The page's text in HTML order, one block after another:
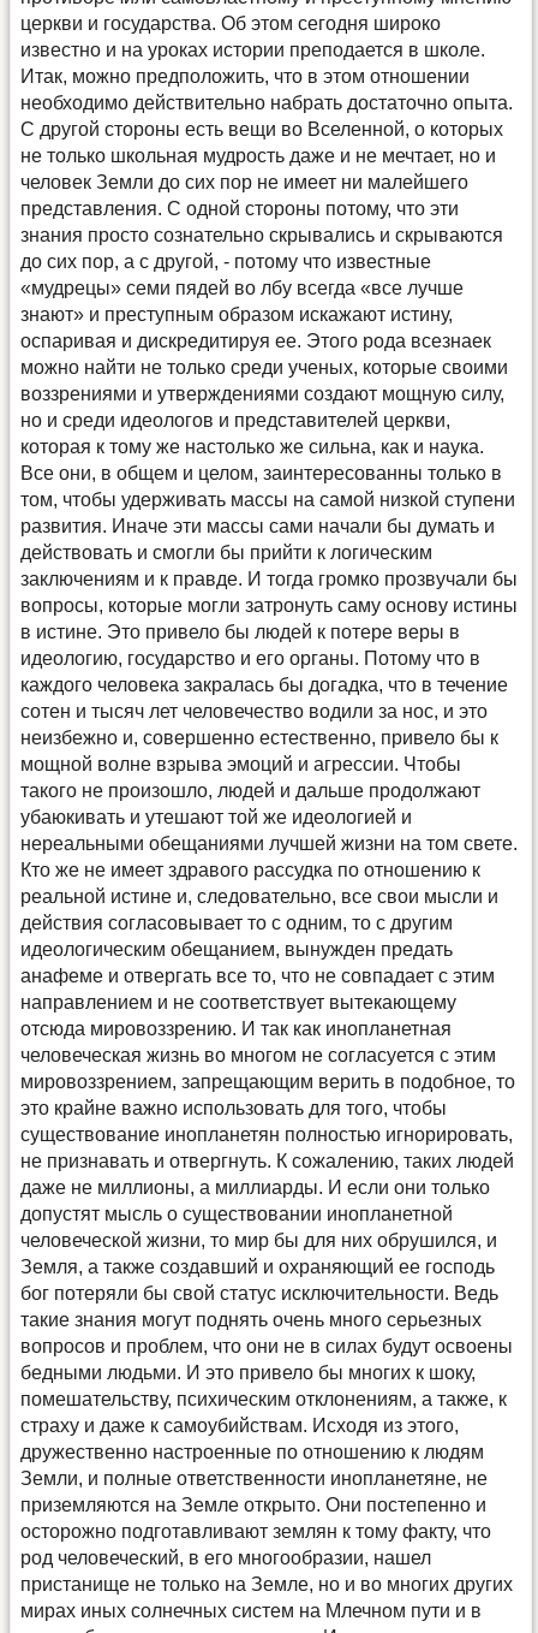
церкви и государства. Об этом сегодня широко
известно и на уроках истории преподается в школе.
Итак, можно предположить, что в этом отношении
необходимо действительно набрать достаточно опыта.
С другой стороны есть вещи во Вселенной, о которых
не только школьная мудрость даже и не мечтает, но и
человек Земли до сих пор не имеет ни малейшего
представления. С одной стороны потому, что эти
знания просто сознательно скрывались и скрываются
до сих пор, а с другой, - потому что известные
«мудрецы» семи пядей во лбу всегда «все лучше
знают» и преступным образом искажают истину,
оспаривая и дискредитируя ее. Этого рода всезнаек
можно найти не только среди ученых, которые своими
воззрениями и утверждениями создают мощную силу,
но и среди идеологов и представителей церкви,
которая к тому же настолько же сильна, как и наука.
Все они, в общем и целом, заинтересованны только в
том, чтобы удерживать массы на самой низкой ступени
развития. Иначе эти массы сами начали бы думать и
действовать и смогли бы прийти к логическим
заключениям и к правде. И тогда громко прозвучали бы
вопросы, которые могли затронуть саму основу истины
в истине. Это привело бы людей к потере веры в
идеологию, государство и его органы. Потому что в
каждого человека закралась бы догадка, что в течение
сотен и тысяч лет человечество водили за нос, и это
неизбежно и, совершенно естественно, привело бы к
мощной волне взрыва эмоций и агрессии. Чтобы
такого не произошло, людей и дальше продолжают
убаюкивать и утешают той же идеологией и
нереальными обещаниями лучшей жизни на том свете.
Кто же не имеет здравого рассудка по отношению к
реальной истине и, следовательно, все свои мысли и
действия согласовывает то с одним, то с другим
идеологическим обещанием, вынужден предать
анафеме и отвергать все то, что не совпадает с этим
направлением и не соответствует вытекающему
отсюда мировоззрению. И так как инопланетная
человеческая жизнь во многом не согласуется с этим
мировоззрением, запрещающим верить в подобное, то
это крайне важно использовать для того, чтобы
существование инопланетян полностью игнорировать,
не признавать и отвергнуть. К сожалению, таких людей
даже не миллионы, а миллиарды. И если они только
допустят мысль о существовании инопланетной
человеческой жизни, то мир бы для них обрушился, и
Земля, а также создавший и охраняющий ее господь
бог потеряли бы свой статус исключительности. Ведь
такие знания могут поднять очень много серьезных
вопросов и проблем, что они не в силах будут освоены
бедными людьми. И это привело бы многих к шоку,
помешательству, психическим отклонениям, а также, к
страху и даже к самоубийствам. Исходя из этого,
дружественно настроенные по отношению к людям
Земли, и полные ответственности инопланетяне, не
приземляются на Земле открыто. Они постепенно и
осторожно подготавливают землян к тому факту, что
род человеческий, в его многообразии, нашел
пристанище не только на Земле, но и во многих других
мирах иных солнечных систем на Млечном пути и в